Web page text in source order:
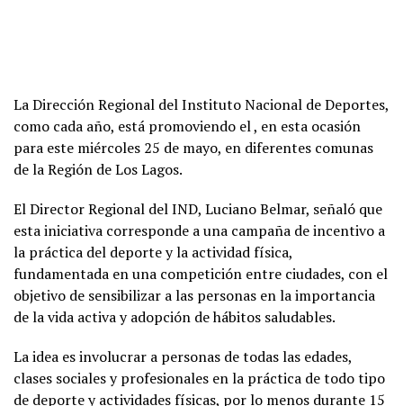
La Dirección Regional del Instituto Nacional de Deportes,
como cada año, está promoviendo el , en esta ocasión
para este miércoles 25 de mayo, en diferentes comunas
de la Región de Los Lagos.
El Director Regional del IND, Luciano Belmar, señaló que
esta iniciativa corresponde a una campaña de incentivo a
la práctica del deporte y la actividad física,
fundamentada en una competición entre ciudades, con el
objetivo de sensibilizar a las personas en la importancia
de la vida activa y adopción de hábitos saludables.
La idea es involucrar a personas de todas las edades,
clases sociales y profesionales en la práctica de todo tipo
de deporte y actividades físicas, por lo menos durante 15